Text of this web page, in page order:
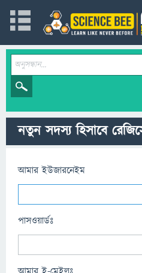
নতুন সদস্য হিসাবে
আমার ইউজারনেইম
পাসওয়ার্ডঃ